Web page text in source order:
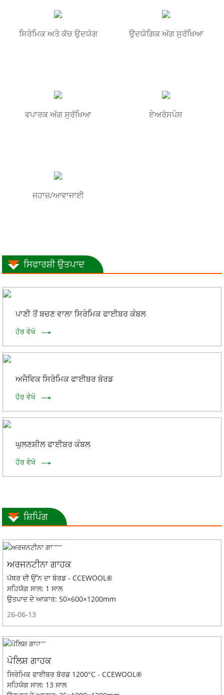
ਸਿਰੇਮਿਕ ਅਤੇ ਕੱਚ ਉਦਯੋਗ ਉਦਯੋਗਿਕ ਅੱਗ ਸੁਰੱਖਿਆ
ਵਪਾਰਕ ਅੱਗ ਸੁਰੱਖਿਆ ਏਅਰੋਸਪੇਸ
ਜਹਾਜ਼/ਆਵਾਜਾਈ
ਸਿਫਾਰਸ਼ੀ ਉਤਪਾਦ
ਪਾਣੀ ਤੋਂ ਬਚਣ ਵਾਲਾ ਸਿਰੇਮਿਕ ਫਾਈਬਰ ਕੰਬਲ
ਹੋਰ ਵੇਖੋ
ਅਜੈਵਿਕ ਸਿਰੇਮਿਕ ਫਾਈਬਰ ਬੋਰਡ
ਹੋਰ ਵੇਖੋ
ਘੁਲਣਸ਼ੀਲ ਫਾਈਬਰ ਕੰਬਲ
ਹੋਰ ਵੇਖੋ
ਸ਼ਿਪਿੰਗ
ਅਰਜਨਟੀਨਾ ਗਾਹਕ
ਪੱਥਰ ਦੀ ਉੱਨ ਦਾ ਬੋਰਡ - CCEWOOL®
ਸਹਿਯੋਗ ਸਾਲ: 1 ਸਾਲ
ਉਤਪਾਦ ਦੇ ਆਕਾਰ: 50×600×1200mm
26-06-13
ਪੋਲਿਸ਼ ਗਾਹਕ
ਸਿਰੇਮਿਕ ਫਾਈਬਰ ਬੋਰਡ 1200°C - CCEWOOL®
ਸਹਿਯੋਗ ਸਾਲ: 13 ਸਾਲ